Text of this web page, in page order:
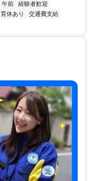
午前
経験者歓迎
育休あり
交通費支給